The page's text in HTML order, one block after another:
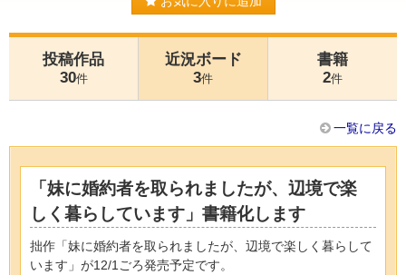
投稿作品
30件
近況ボード
3件
書籍
2件
一覧に戻る
「妹に婚約者を取られましたが、辺境で楽
しく暮らしています」書籍化します
拙作「妹に婚約者を取られましたが、辺境で楽しく暮らして
います」が12/1ごろ発売予定です。